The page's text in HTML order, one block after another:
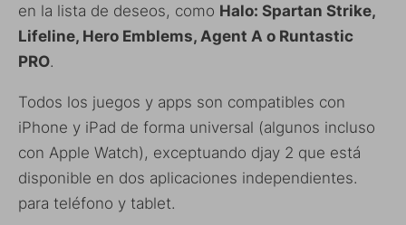
en la lista de deseos, como Halo: Spartan Strike,
Lifeline, Hero Emblems, Agent A o Runtastic
PRO.
Todos los juegos y apps son compatibles con
iPhone y iPad de forma universal (algunos incluso
con Apple Watch), exceptuando djay 2 que está
disponible en dos aplicaciones independientes.
para teléfono y tablet.